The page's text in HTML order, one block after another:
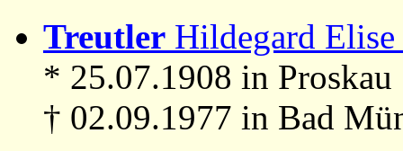
Treutler Hildegard
* 25.07.1908 in Proskau
† 02.09.1977 in Bad